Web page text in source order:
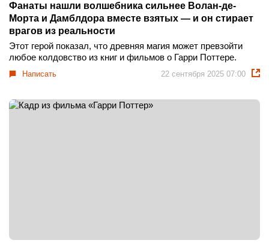
Фанаты нашли волшебника сильнее Волан-де-
Морта и Дамблдора вместе взятых — и он стирает
врагов из реальности
Этот герой показал, что древняя магия может превзойти
любое колдовство из книг и фильмов о Гарри Поттере.
Написать 22 сентября 2025 07:00